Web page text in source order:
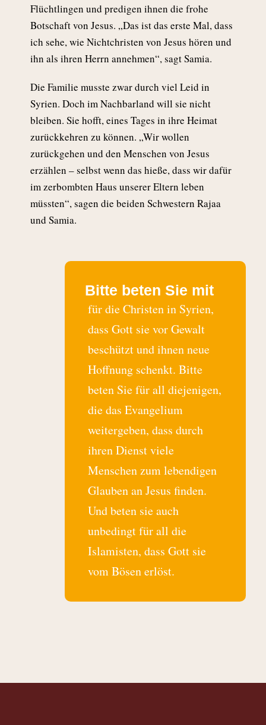
Flüchtlingen und predigen ihnen die frohe
Botschaft von Jesus. „Das ist das erste Mal, dass
ich sehe, wie Nichtchristen von Jesus hören und
ihn als ihren Herrn annehmen“, sagt Samia.
Die Familie musste zwar durch viel Leid in
Syrien. Doch im Nachbarland will sie nicht
bleiben. Sie hofft, eines Tages in ihre Heimat
zurückkehren zu können. „Wir wollen
zurückgehen und den Menschen von Jesus
erzählen – selbst wenn das hieße, dass wir dafür
im zerbombten Haus unserer Eltern leben
müssten“, sagen die beiden Schwestern Rajaa
und Samia.
Bitte beten Sie mit
für die Christen in Syrien,
dass Gott sie vor Gewalt
beschützt und ihnen neue
Hoffnung schenkt. Bitte
beten Sie für all diejenigen,
die das Evangelium
weitergeben, dass durch
ihren Dienst viele
Menschen zum lebendigen
Glauben an Jesus finden.
Und beten sie auch
unbedingt für all die
Islamisten, dass Gott sie
vom Bösen erlöst.